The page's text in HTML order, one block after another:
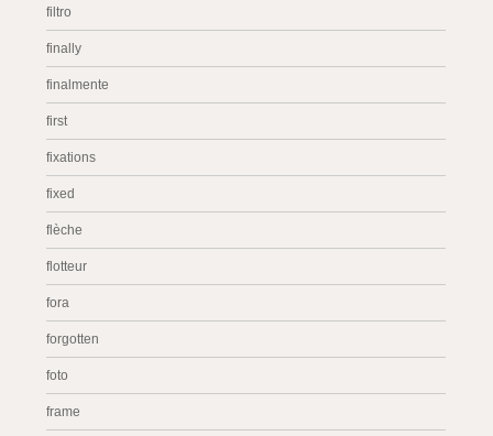
filtro
finally
finalmente
first
fixations
fixed
flèche
flotteur
fora
forgotten
foto
frame